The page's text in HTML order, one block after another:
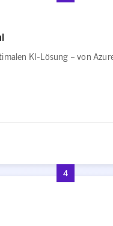
KI-Lösung – von
4